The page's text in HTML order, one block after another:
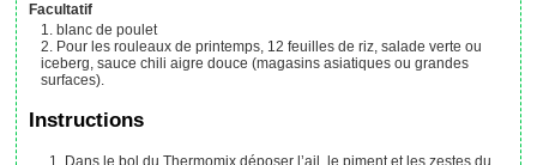
Facultatif
blanc de poulet
Pour les rouleaux de printemps, 12 feuilles de riz, salade verte ou
iceberg, sauce chili aigre douce (magasins asiatiques ou grandes
surfaces).
Instructions
Dans le bol du Thermomix déposer l’ail, le piment et les zestes du